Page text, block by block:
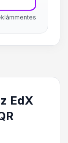
EdX